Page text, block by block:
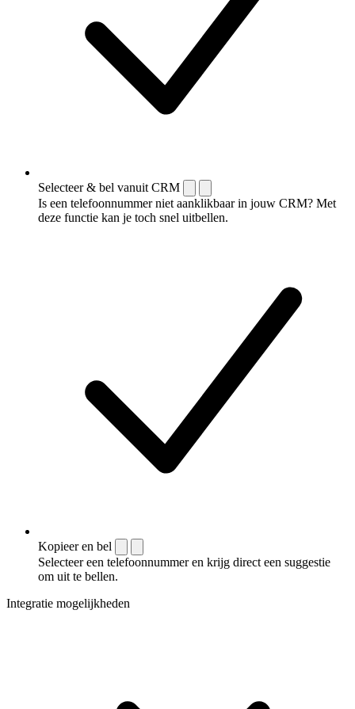
Selecteer & bel vanuit CRM
Is een telefoonnummer niet aanklikbaar in jouw CRM? Met
deze functie kan je toch snel uitbellen.
Kopieer en bel
Selecteer een telefoonnummer en krijg direct een suggestie
om uit te bellen.
Integratie mogelijkheden